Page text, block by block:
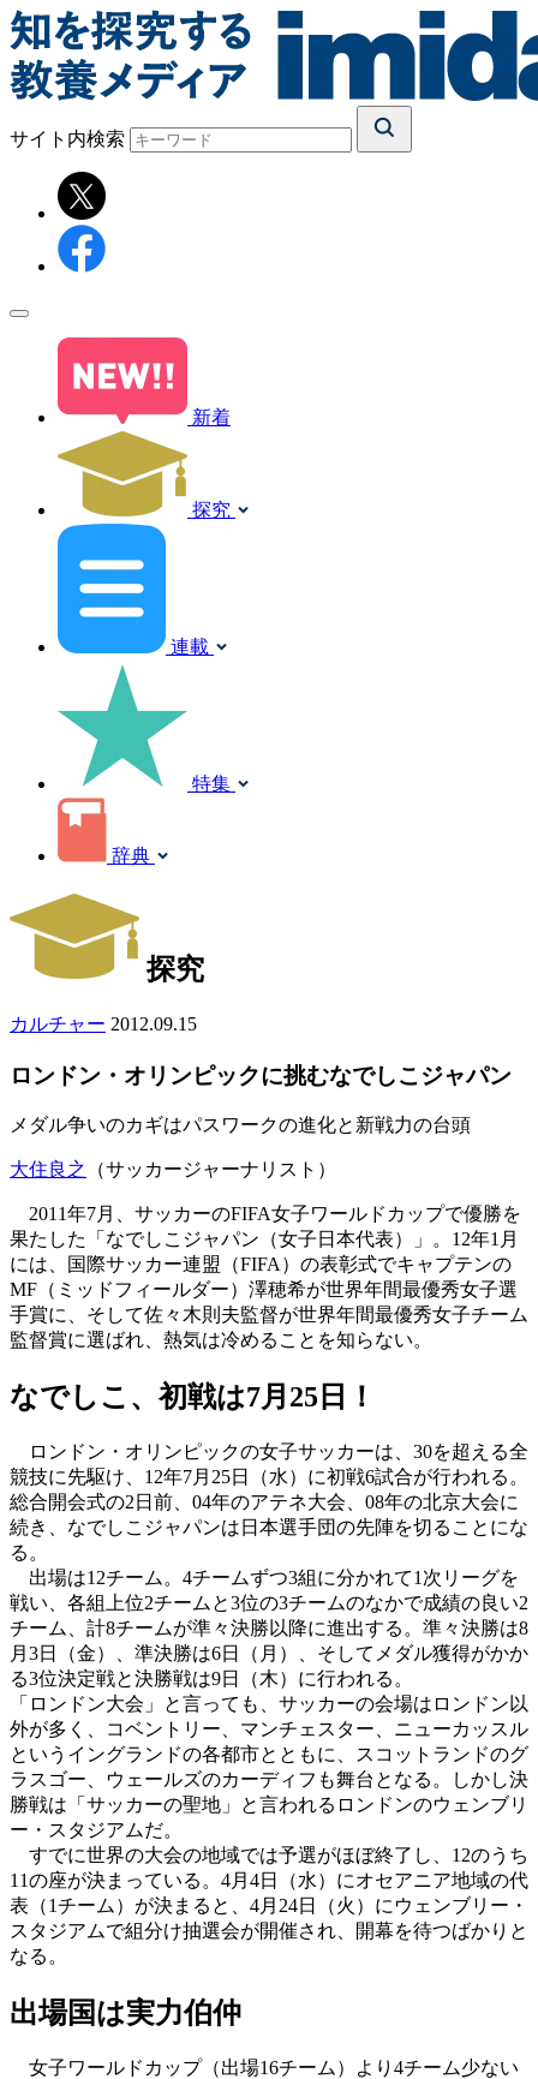
サイト内検索
新着
探究
連載
特集
辞典
探究
カルチャー 2012.09.15
ロンドン・オリンピックに挑むなでしこジャパン
メダル争いのカギはパスワークの進化と新戦力の台頭
大住良之 （サッカージャーナリスト）
2011年7月、サッカーのFIFA女子ワールドカップで優勝を
果たした「なでしこジャパン（女子日本代表）」。12年1月
には、国際サッカー連盟（FIFA）の表彰式でキャプテンの
MF（ミッドフィールダー）澤穂希が世界年間最優秀女子選
手賞に、そして佐々木則夫監督が世界年間最優秀女子チーム
監督賞に選ばれ、熱気は冷めることを知らない。
なでしこ、初戦は7月25日！
ロンドン・オリンピックの女子サッカーは、30を超える全
競技に先駆け、12年7月25日（水）に初戦6試合が行われる。
総合開会式の2日前、04年のアテネ大会、08年の北京大会に
続き、なでしこジャパンは日本選手団の先陣を切ることにな
る。
出場は12チーム。4チームずつ3組に分かれて1次リーグを
戦い、各組上位2チームと3位の3チームのなかで成績の良い2
チーム、計8チームが準々決勝以降に進出する。準々決勝は8
月3日（金）、準決勝は6日（月）、そしてメダル獲得がかか
る3位決定戦と決勝戦は9日（木）に行われる。
「ロンドン大会」と言っても、サッカーの会場はロンドン以
外が多く、コベントリー、マンチェスター、ニューカッスル
というイングランドの各都市とともに、スコットランドのグ
ラスゴー、ウェールズのカーディフも舞台となる。しかし決
勝戦は「サッカーの聖地」と言われるロンドンのウェンブリ
ー・スタジアムだ。
すでに世界の大会の地域では予選がほぼ終了し、12のうち
11の座が決まっている。4月4日（水）にオセアニア地域の代
表（1チーム）が決まると、4月24日（火）にウェンブリー・
スタジアムで組分け抽選会が開催され、開幕を待つばかりと
なる。
出場国は実力伯仲
女子ワールドカップ（出場16チーム）より4チーム少ない